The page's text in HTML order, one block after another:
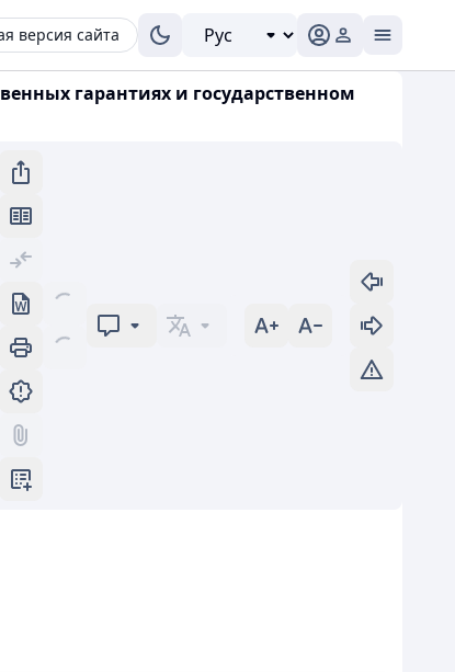
версия сайта
гарантиях и государственном